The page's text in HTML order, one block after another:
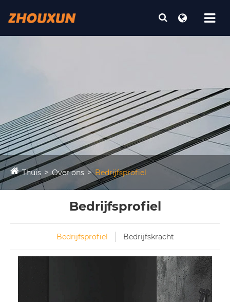
Thuis Over ons Bedrijfsprofiel
Bedrijfsprofiel
Bedrijfsprofiel Bedrijfskracht